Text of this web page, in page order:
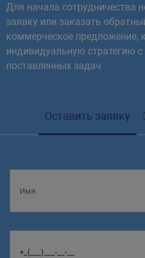
Для начала сотрудничества
заявку или заказать
коммерческое предложение,
индивидуальную стратегию
поставленных задач
Оставить заявку